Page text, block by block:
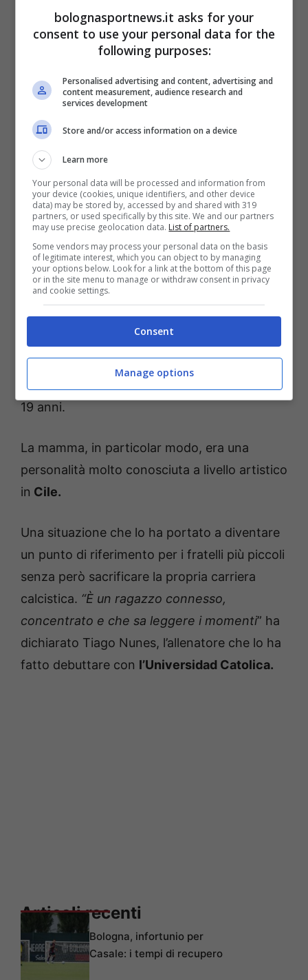
squadra in difficoltà a livello di prestazioni.
bisogna vedere le mosse da parte della
società per la porta. Ravaglia non ha
convinto totalmente quest’annata,Skorupski
ha alternato buone prestazioni a problemi
fisici e c’è anche da valutare se dare fiducia a
Pessina dopo l’ottimo esordio.
l
o
a
s
o
n
e
w
Le passioni di Gillier: dalle origini al
legame con la famiglia
Fuori dal campo,Gillierè appassionato di arti
giovane età, il portiere ha vissuto esperienze
pesanti come la perdita della madre e padre a
19 anni.
La mamma, in particolar modo, era una
personalità molto conosciuta a livello artistico
in Cile.
Una situazione che lo ha portato a diventare
un punto di riferimento per i fratelli più piccoli
senza però sacrificare la propria carriera
calcistica. “È un ragazzo connesso,
concentrato e che sa leggere i momenti” ha
dichiarato Tiago Nunes, l’allenatore che lo ha
fatto debuttare con l’Universidad Catolica.
Articoli recenti
Bologna, infortunio per
Casale: i tempi di recupero
bolognasportnews.it asks for your
consent to use your personal data for the
following purposes:
Personalised advertising and content, advertising and
content measurement, audience research and
services development
Store and/or access information on a device
Learn more
Your personal data will be processed and information from
your device (cookies, unique identifiers, and other device
data) may be stored by, accessed by and shared with 319
partners, or used specifically by this site. We and our partners
may use precise geolocation data. List of partners.
Some vendors may process your personal data on the basis
of legitimate interest, which you can object to by managing
your options below. Look for a link at the bottom of this page
or in the site menu to manage or withdraw consent in privacy
and cookie settings.
Consent
Manage options